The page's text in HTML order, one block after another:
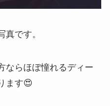
です。
ならほぼ憧れるディー
ます😍